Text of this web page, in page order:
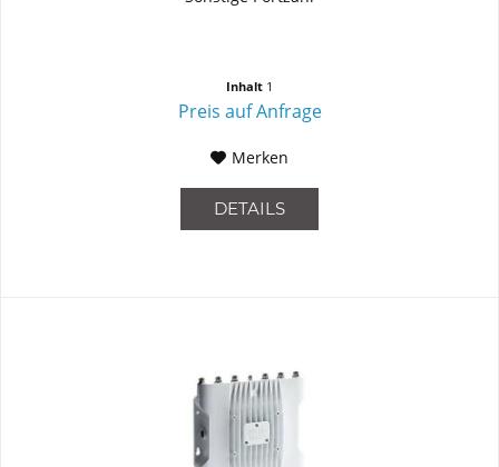
Inhalt 1
Preis auf Anfrage
Merken
DETAILS